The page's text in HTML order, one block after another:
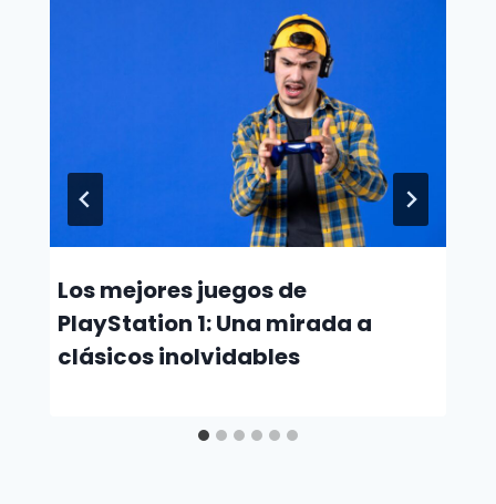
Los mejores juegos de
PlayStation 1: Una mirada a
clásicos inolvidables